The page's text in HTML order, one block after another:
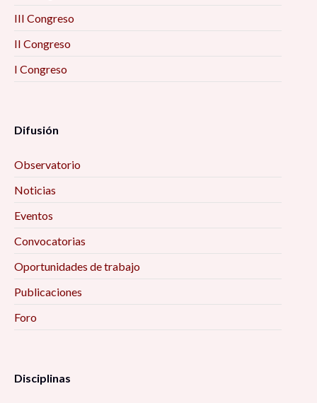
III Congreso
II Congreso
I Congreso
Difusión
Observatorio
Noticias
Eventos
Convocatorias
Oportunidades de trabajo
Publicaciones
Foro
Disciplinas